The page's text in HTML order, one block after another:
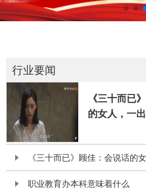
行业要闻
《三十而已
的女人，一
《三十而已》顾佳：会说话的
职业教育办本科意味着什么